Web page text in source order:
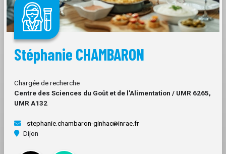
Stéphanie CHAMBARON
Chargée de recherche
Centre des Sciences du Goût et de l'Alimentation / UMR 6265,
UMR A132
stephanie.chambaron-ginhac
inrae.fr
Dijon